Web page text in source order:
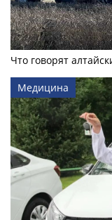
Что говорят
Медицина